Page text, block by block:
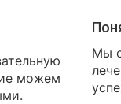
можем
Мы